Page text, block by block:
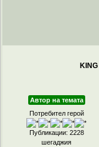
KING
Автор на темата
Потребител герой
Публикации: 2228
шегаджия